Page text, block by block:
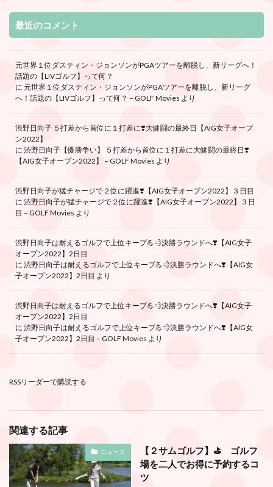
最近のコメント
元世界１位ダスティン・ジョンソンがPGAツアーを離脱し、新リーグへ！
話題の【LIVゴルフ】って何？
に 元世界１位ダスティン・ジョンソンがPGAツアーを離脱し、新リーグ
へ！話題の【LIVゴルフ】って何？ – GOLF Movies より
渋野日向子 ５打差から首位に１打差に❣️大健闘の最終日【AIG女子オープ
ン2022】
に 渋野日向子【優勝争い】 ５打差から首位に１打差に大健闘の最終日❣️
【AIG女子オープン2022】 – GOLF Movies より
渋野日向子が猛チャージで２位に躍進❣️【AIG女子オープン2022】３日目
に 渋野日向子が猛チャージで２位に躍進❣️【AIG女子オープン2022】３日
目 – GOLF Movies より
渋野日向子は耐えるゴルフで上位キープ💪💨決勝ラウンドへ❣️【AIG女子
オープン2022】2日目
に 渋野日向子は耐えるゴルフで上位キープ💪💨決勝ラウンドへ❣️【AIG女
子オープン2022】2日目 より
渋野日向子は耐えるゴルフで上位キープ💪💨決勝ラウンドへ❣️【AIG女子
オープン2022】2日目
に 渋野日向子は耐えるゴルフで上位キープ💪💨決勝ラウンドへ❣️【AIG女
子オープン2022】2日目 – GOLF Movies より
RSSリーダーで購読する
関連する記事
ニュース
【２サムゴルフ】⛳️ ゴルフ
場を二人でお得に予約するコ
ツ